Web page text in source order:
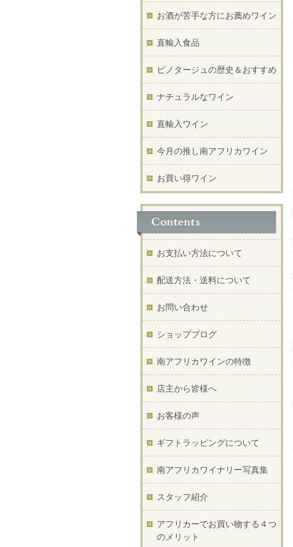
お酒が苦手な方にお薦めワイン
直輸入食品
ピノタージュの歴史＆おすすめ
ナチュラルなワイン
直輸入ワイン
今月の推し南アフリカワイン
お買い得ワイン
お支払い方法について
配送方法・送料について
お問い合わせ
ショップブログ
南アフリカワインの特徴
店主から皆様へ
お客様の声
ギフトラッピングについて
南アフリカワイナリー写真集
スタッフ紹介
アフリカーでお買い物する４つ
のメリット